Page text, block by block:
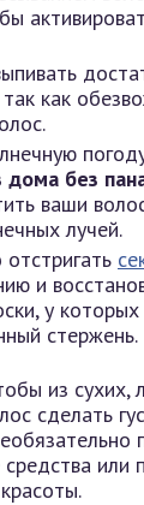
как
дома без
ваши
лучей.
и
у
стержень.
из сухих,
сделать
или